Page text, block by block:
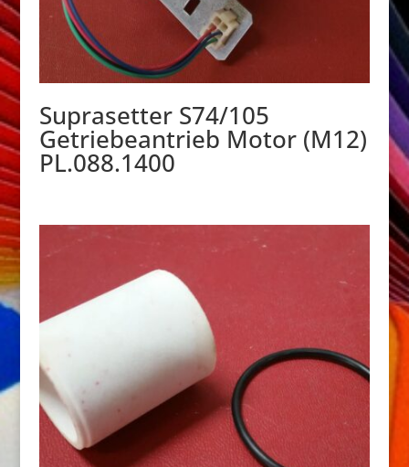
Suprasetter S74/105
Getriebeantrieb Motor (M12)
PL.088.1400